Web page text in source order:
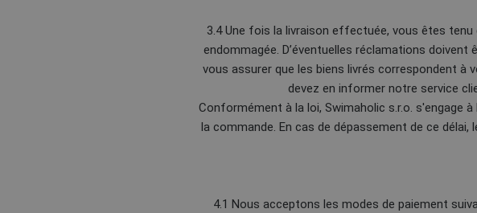
3.4 Une fois la livraison effectuée, vous êtes
endommagée. D’éventuelles réclamations
vous assurer que les biens livrés correspondent à
devez en informer notre service
Conformément à la loi, Swimaholic s.r.o. s'engage
la commande. En cas de dépassement de ce
4.1 Nous acceptons les modes de paiement